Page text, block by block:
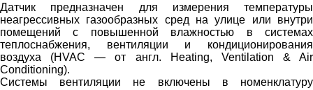
Датчик предназначен для измерения температуры
неагрессивных газообразных сред на улице или внутри
помещений c повышенной влажностью в системах
теплоснабжения, вентиляции и кондиционирования
воздуха (HVAC — от англ. Heating, Ventilation & Air
Conditioning).
Cистемы вентиляции не включены в номенклатуру